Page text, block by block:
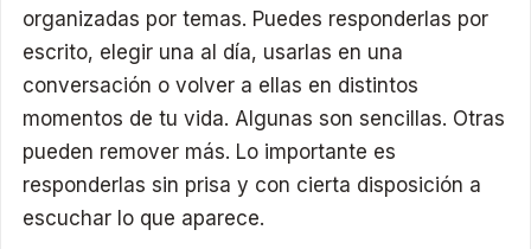
organizadas por temas. Puedes responderlas por
escrito, elegir una al día, usarlas en una
conversación o volver a ellas en distintos
momentos de tu vida. Algunas son sencillas. Otras
pueden remover más. Lo importante es
responderlas sin prisa y con cierta disposición a
escuchar lo que aparece.